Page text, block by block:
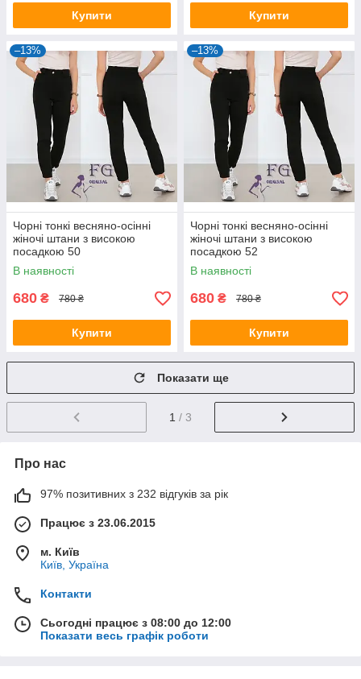
Купити Купити
–13%
Чорні тонкі весняно-осінні
жіночі штани з високою
посадкою 50
В наявності
680 ₴ 780 ₴
Купити
–13%
Чорні тонкі весняно-осінні
жіночі штани з високою
посадкою 52
В наявності
680 ₴ 780 ₴
Купити
Показати ще
1 / 3
Про нас
97% позитивних з 232 відгуків за рік
Працює з 23.06.2015
м. Київ
Київ, Україна
Контакти
Сьогодні працює з 08:00 до 12:00
Показати весь графік роботи